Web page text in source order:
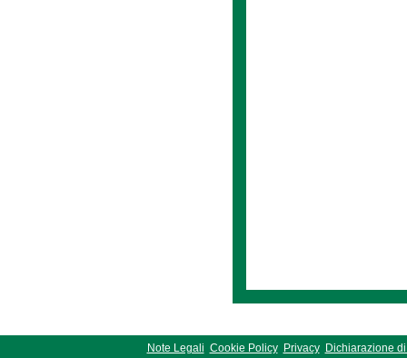
Note Legali Cookie Policy Privacy
Dichiarazione